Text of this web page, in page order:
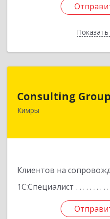
Consulting Group
Кимры
Клиентов на
1С:Специалист
171507, Тверская